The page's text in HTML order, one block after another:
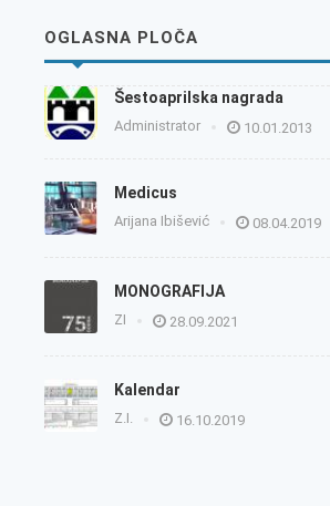
OGLASNA PLOČA
Šestoaprilska nagrada
Administrator 10.01.2013
Medicus
Arijana Ibišević 08.04.2019
MONOGRAFIJA
ZI 28.09.2021
Kalendar
Z.I. 16.10.2019